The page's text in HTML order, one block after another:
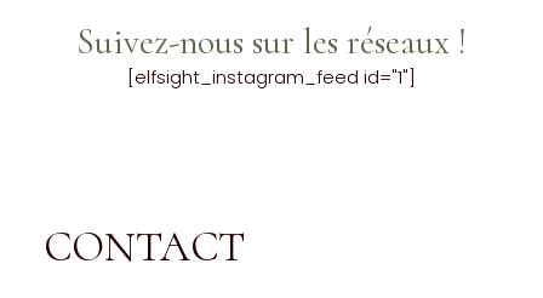
Suivez-nous sur les réseaux !
[elfsight_instagram_feed id="1"]
CONTACT